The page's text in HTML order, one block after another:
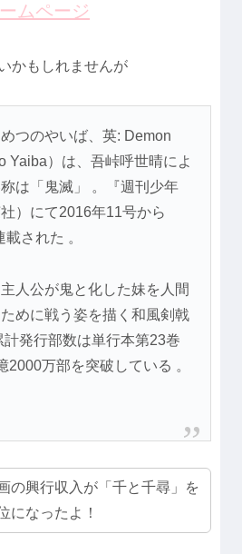
ムページ
かもしれませんが
めつのやいば、英: Demon
Yaiba）は、吾峠呼世晴によ
は「鬼滅」 。『週刊少年
）にて2016年11号から
された 。
人公が鬼と化した妹を人間
めに戦う姿を描く和風剣戟
発行部数は単行本第23巻
2000万部を突破している 。
の興行収入が「千と千尋」を
になったよ！